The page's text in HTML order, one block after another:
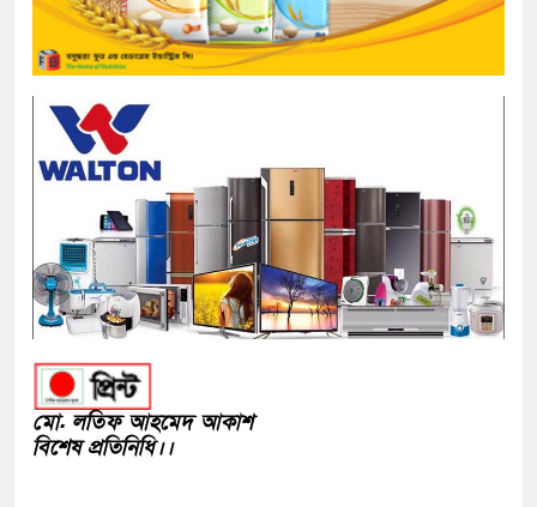
মো. লতিফ আহমেদ আকাশ
বিশেষ প্রতিনিধি।।